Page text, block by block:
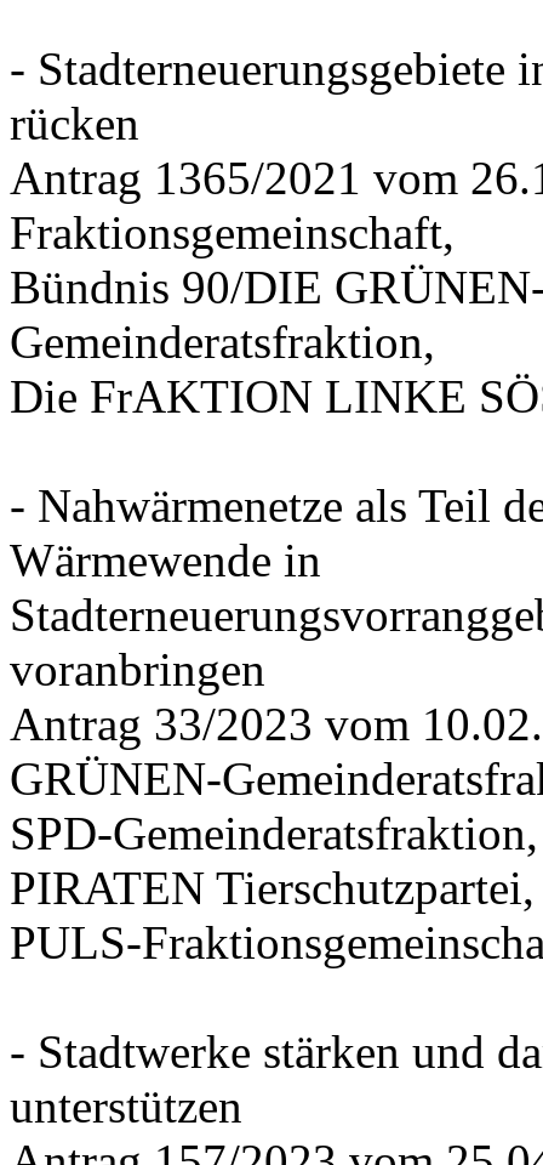
- Stadterneuerungsgebiete
rücken
Antrag 1365/2021 vom
Fraktionsgemeinschaft,
Bündnis 90/DIE
Gemeinderatsfraktion,
Die FrAKTION LINKE
- Nahwärmenetze als Teil
Wärmewende in
voranbringen
Antrag 33/2023 vom
GRÜNEN-
SPD-
PIRATEN Tierschutzpartei,
PULS-
- Stadtwerke stärken und
unterstützen